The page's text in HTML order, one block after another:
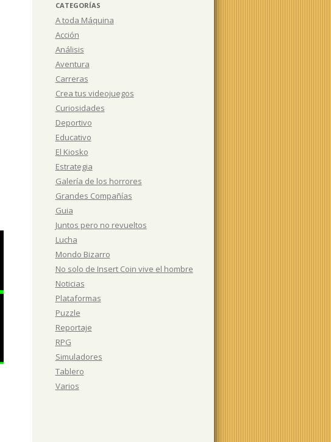
CATEGORÍAS
A toda Máquina
Acción
Análisis
Aventura
Carreras
Crea tus videojuegos
Curiosidades
Deportivo
Educativo
El Kiosko
Estrategia
Galería de los horrores
Grandes Compañías
Guia
Juntos pero no revueltos
Lucha
Mondo Bizarro
No solo de Insert Coin vive el hombre
Noticias
Plataformas
Puzzle
Reportaje
RPG
Simuladores
Tablero
Varios